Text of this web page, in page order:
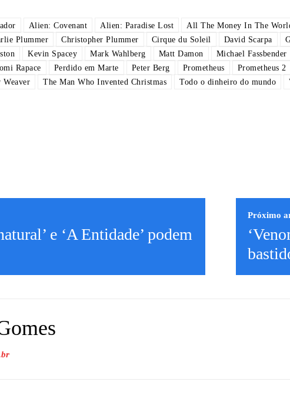
Alien: Covenant Alien: Paradise Lost All The Money In The
Plummer Christopher Plummer Cirque du Soleil David Scarpa
Kevin Spacey Mark Wahlberg Matt Damon Michael Fassbender
Rapace Perdido em Marte Peter Berg Prometheus Prometheus 2
Weaver The Man Who Invented Christmas Todo o dinheiro do mundo
e ‘A Entidade’ podem
Próximo